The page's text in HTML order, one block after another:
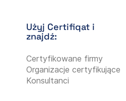
Użyj Certifiqat i
znajdź:
Certyfikowane firmy
Organizacje certyfikujące
Konsultanci